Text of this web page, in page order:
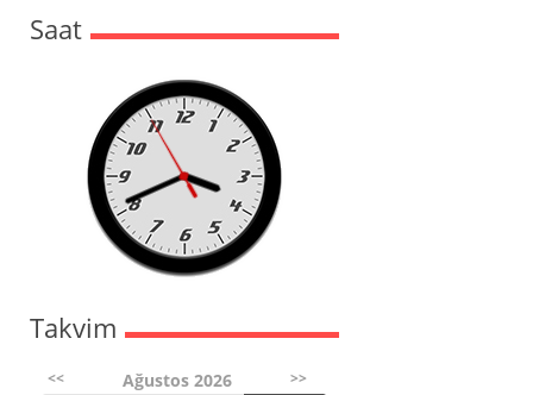
Saat
Takvim
<< Ağustos 2026 >>